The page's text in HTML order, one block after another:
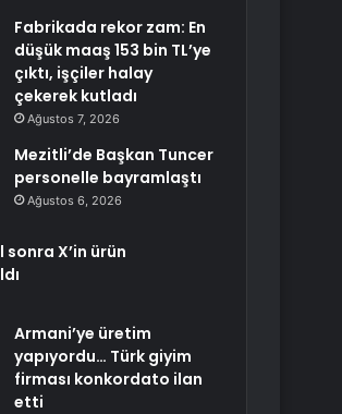
Fabrikada rekor zam: En
düşük maaş 153 bin TL’ye
çıktı, işçiler halay
çekerek kutladı
Ağustos 7, 2026
Mezitli’de Başkan Tuncer
personelle bayramlaştı
Ağustos 6, 2026
sonra X’in ürün
Armani’ye üretim
yapıyordu… Türk giyim
firması konkordato ilan
etti